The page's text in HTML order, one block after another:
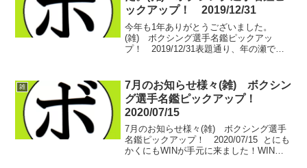
ックアップ！ 2019/12/31
今年も1年ありがとうございました。
(雑) ボクシング選手名鑑ピックアッ
プ！ 2019/12/31表題通り、年の瀬でご
はそれどころじゃないでしょうがとにも
かくにも今年一年...
雑
7月のお知らせ様々(雑) ボクシン
グ選手名鑑ピックアップ！
2020/07/15
7月のお知らせ様々(雑) ボクシング選手
名鑑ピックアップ！ 2020/07/15 とにも
かくにもWINが手元に来ました！WIN号